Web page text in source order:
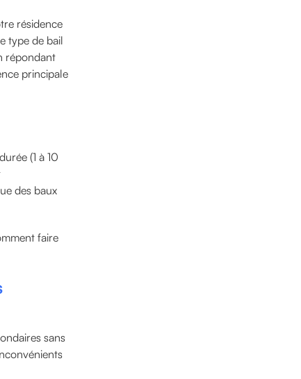
résidence
type de bail
répondant
principale
(1 à 10
des baux
faire
sans